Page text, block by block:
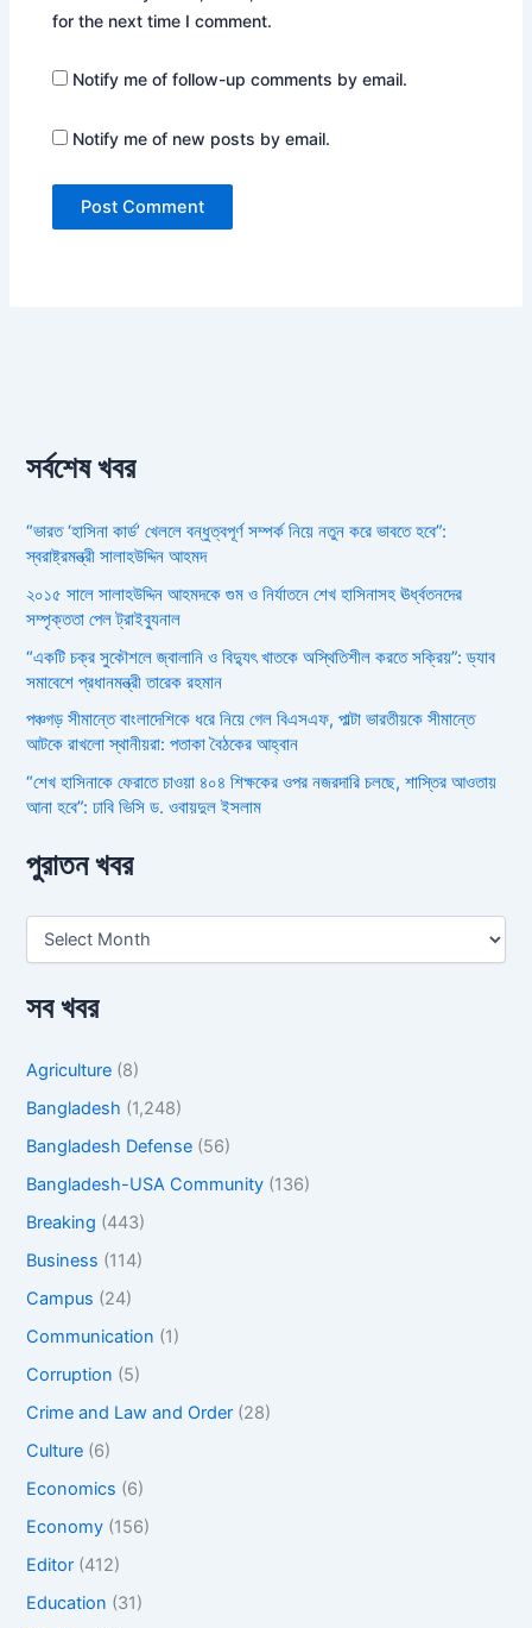
for the next time I comment.
Notify me of follow-up comments by email.
Notify me of new posts by email.
সর্বশেষ খবর
“ভারত ‘হাসিনা কার্ড’ খেললে বন্ধুত্বপূর্ণ সম্পর্ক নিয়ে নতুন করে ভাবতে হবে”:
স্বরাষ্ট্রমন্ত্রী সালাহউদ্দিন আহমদ
২০১৫ সালে সালাহউদ্দিন আহমদকে গুম ও নির্যাতনে শেখ হাসিনাসহ ঊর্ধ্বতনদের
সম্পৃক্ততা পেল ট্রাইব্যুনাল
“একটি চক্র সুকৌশলে জ্বালানি ও বিদ্যুৎ খাতকে অস্থিতিশীল করতে সক্রিয়”: ড্যাব
সমাবেশে প্রধানমন্ত্রী তারেক রহমান
পঞ্চগড় সীমান্তে বাংলাদেশিকে ধরে নিয়ে গেল বিএসএফ, পাল্টা ভারতীয়কে সীমান্তে
আটকে রাখলো স্থানীয়রা: পতাকা বৈঠকের আহ্বান
“শেখ হাসিনাকে ফেরাতে চাওয়া ৪০৪ শিক্ষকের ওপর নজরদারি চলছে, শাস্তির আওতায়
আনা হবে”: ঢাবি ভিসি ড. ওবায়দুল ইসলাম
পুরাতন খবর
সব খবর
Agriculture (8)
Bangladesh (1,248)
Bangladesh Defense (56)
Bangladesh-USA Community (136)
Breaking (443)
Business (114)
Campus (24)
Communication (1)
Corruption (5)
Crime and Law and Order (28)
Culture (6)
Economics (6)
Economy (156)
Editor (412)
Education (31)